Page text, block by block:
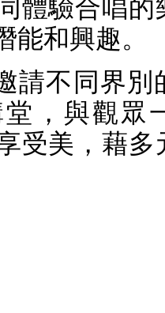
體驗合唱的
能和興趣。
請不同界別
，與觀眾
受美，藉多